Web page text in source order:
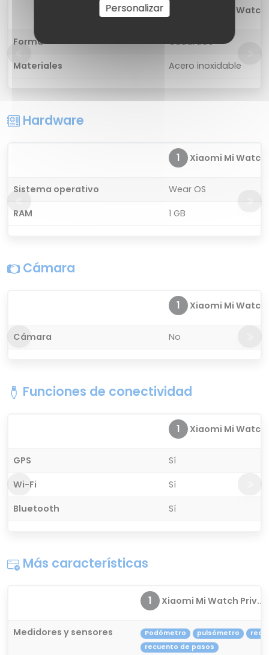
Xiaomi Mi Watch
Forma
Cuadrado
Materiales
Acero inoxidable
Hardware
1 Xiaomi Mi Watch
Sistema operativo
Wear OS
RAM
1 GB
Cámara
1 Xiaomi Mi Watch
Cámara No
Funciones de conectividad
1 Xiaomi Mi Watch
GPS
Sí
Wi-Fi
Sí
Bluetooth
Sí
Más características
1 Xiaomi Mi Watch Priv...
Medidores y sensores Podómetro pulsómetro
recuento de pasos
Personalizar